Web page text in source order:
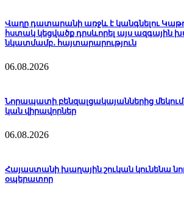
Վաղը դատարանի առջև է կանգնելու
հստակ կեցվածք դրսևորել այս ազգային
նկատմամբ․ հայտարարություն
06.08.2026
Նորապատի բենզալցակայաններից մեկում
կան վիրավորներ
06.08.2026
Հայաստանի խաղային շուկան կունենա
օպերատոր